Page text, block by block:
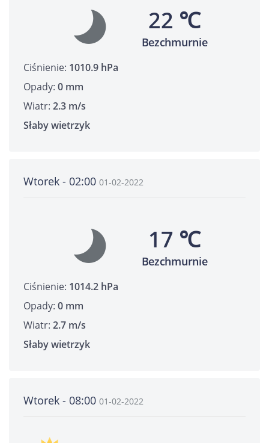
22 ℃
Bezchmurnie
Ciśnienie: 1010.9 hPa
Opady: 0 mm
Wiatr: 2.3 m/s
Słaby wietrzyk
Wtorek - 02:00 01-02-2022
17 ℃
Bezchmurnie
Ciśnienie: 1014.2 hPa
Opady: 0 mm
Wiatr: 2.7 m/s
Słaby wietrzyk
Wtorek - 08:00 01-02-2022